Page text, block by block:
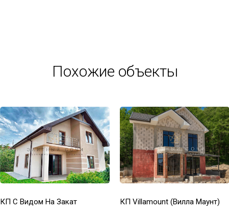
Похожие объекты
КП С Видом На Закат КП Villamount (Вилла Маунт)